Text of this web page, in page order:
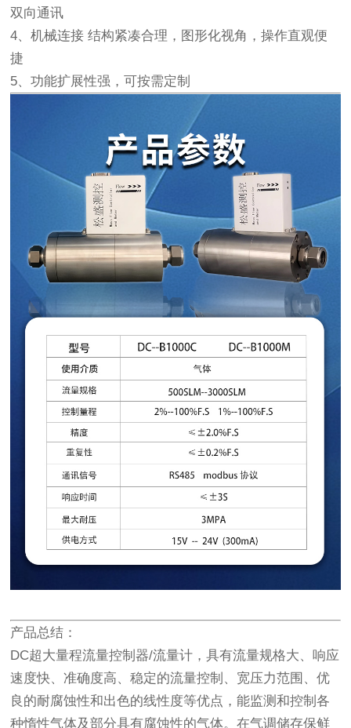
双向通讯
4、机械连接 结构紧凑合理，图形化视角，操作直观便
捷
5、功能扩展性强，可按需定制
产品总结 ：
DC超大量程流量控制器/流量计，具有流量规格大、响应
速度快、准确度高、稳定的流量控制、宽压力范围、优
良的耐腐蚀性和出色的线性度等优点，能监测和控制各
种惰性气体及部分具有腐蚀性的气体。在气调储存保鲜